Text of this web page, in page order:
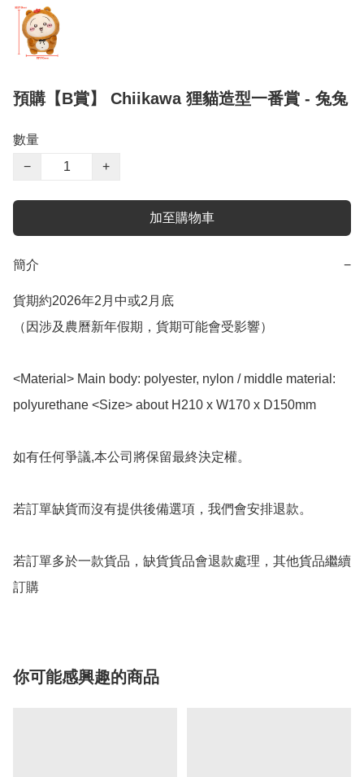
預購【B賞】 Chiikawa 狸貓造型一番賞 - 兔兔
數量
−
+
加至購物車
簡介 −
貨期約2026年2月中或2月底
（因涉及農曆新年假期，貨期可能會受影響）
<Material> Main body: polyester, nylon / middle material:
polyurethane <Size> about H210 x W170 x D150mm
如有任何爭議,本公司將保留最終決定權。
若訂單缺貨而沒有提供後備選項，我們會安排退款。
若訂單多於一款貨品，缺貨貨品會退款處理，其他貨品繼續
你可能感興趣的商品